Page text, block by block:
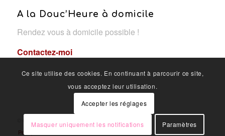
A la Douc’Heure à domicile
Rendez vous à domicile possible !
Contactez-moi
Politique de confidentialité
Ce site utilise des cookies. En continuant à parcourir ce site,
vous acceptez leur utilisation.
Accepter les réglages
Masquer uniquement les notifications Paramètres